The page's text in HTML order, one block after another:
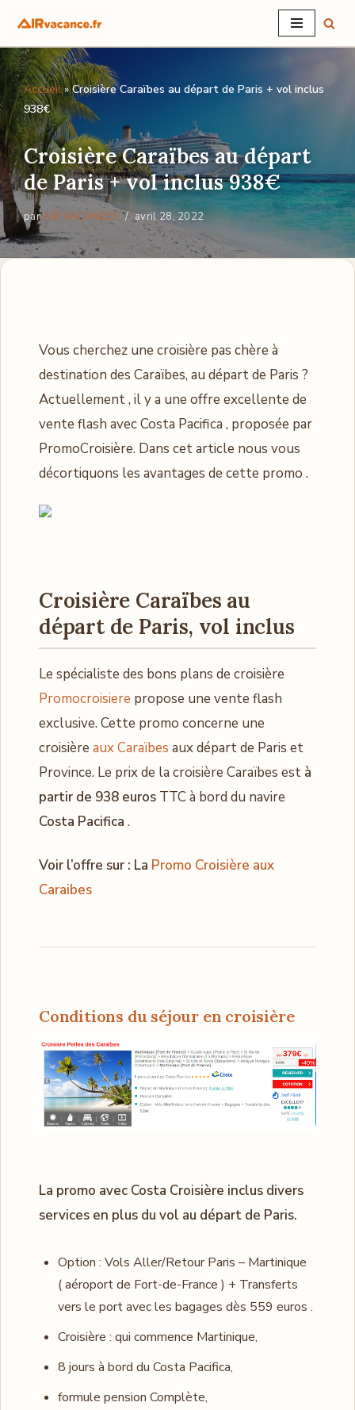
Aller
au
contenu
Accueil»Croisière Caraïbes au départ de Paris + vol inclus
938€
Croisière Caraïbes au départ
de Paris + vol inclus 938€
parAIR VACANCES avril 28, 2022
Vous cherchez une croisière pas chère à
destination des Caraïbes, au départ de Paris ?
Actuellement , il y a une offre excellente de
vente flash avec Costa Pacifica , proposée par
PromoCroisière. Dans cet article nous vous
décortiquons les avantages de cette promo .
Croisière Caraïbes au
départ de Paris, vol inclus
Le spécialiste des bons plans de croisière
Promocroisiere propose une vente flash
exclusive. Cette promo concerne une
croisière aux Caraïbes aux départ de Paris et
Province. Le prix de la croisière Caraïbes est à
partir de 938 euros TTC à bord du navire
Costa Pacifica .
Voir l’offre sur : La Promo Croisière aux
Caraibes
Conditions du séjour en croisière
La promo avec Costa Croisière inclus divers
services en plus du vol au départ de Paris.
Option : Vols Aller/Retour Paris – Martinique
( aéroport de Fort-de-France ) + Transferts
vers le port avec les bagages dès 559 euros .
Croisière : qui commence Martinique,
8 jours à bord du Costa Pacifica,
formule pension Complète,